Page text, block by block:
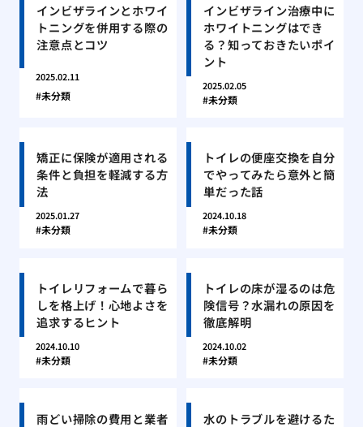
インビザラインとホワイ
トニングを併用する際の
注意点とコツ
2025.02.11
未分類
インビザライン治療中に
ホワイトニングはでき
る？知っておきたいポイ
ント
2025.02.05
未分類
矯正に保険が適用される
条件と負担を軽減する方
法
2025.01.27
未分類
トイレの便座交換を自分
でやってみたら意外と簡
単だった話
2024.10.18
未分類
トイレリフォームで暮ら
しを格上げ！心地よさを
追求するヒント
2024.10.10
未分類
トイレの床が湿るのは危
険信号？水漏れの原因を
徹底解明
2024.10.02
未分類
雨どい掃除の費用と業者
水のトラブルを避けるた